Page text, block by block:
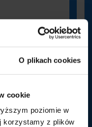
O plikach cookies
cookie
poziomie w
korzystamy z plików